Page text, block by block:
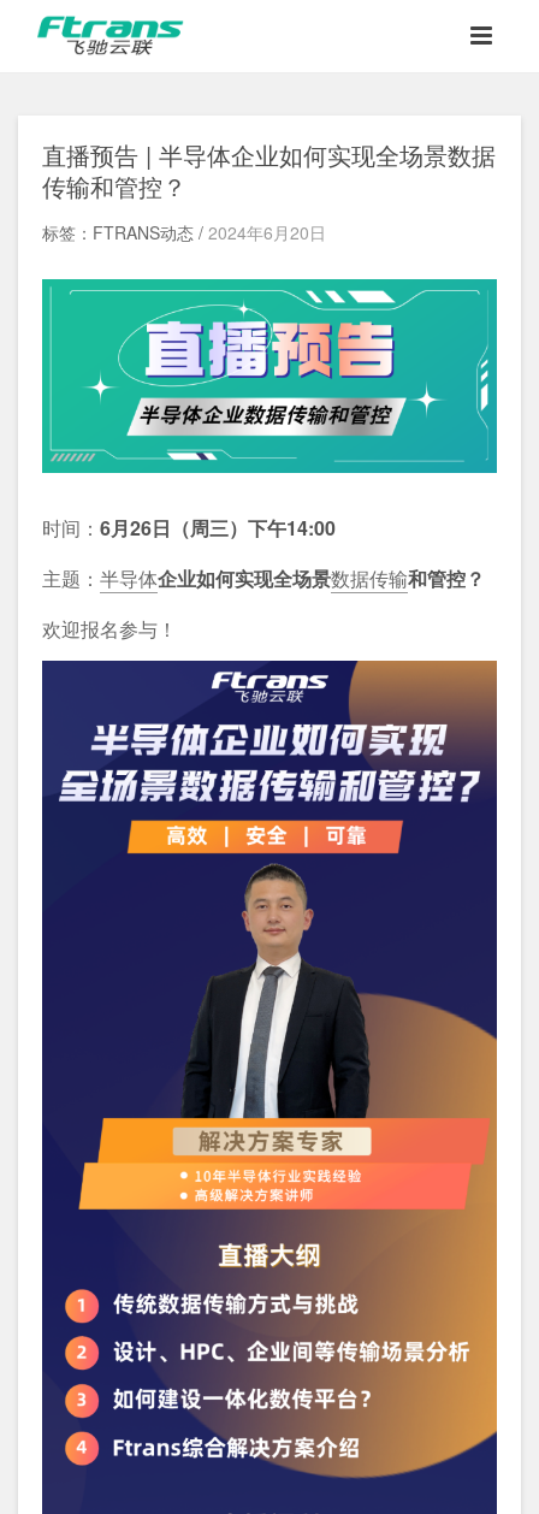
直播预告 | 半导体企业如何实现全场景数据
传输和管控？
标签：FTRANS动态 / 2024年6月20日
时间： 6月26日（周三）下午14:00
主题： 半导体企业如何实现全场景数据传输和管控？
欢迎报名参与！